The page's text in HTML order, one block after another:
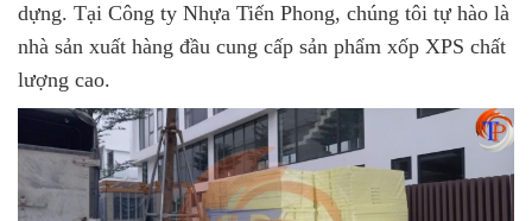
dựng. Tại Công ty Nhựa Tiến Phong, chúng tôi tự hào là
nhà sản xuất hàng đầu cung cấp sản phẩm xốp XPS chất
lượng cao.